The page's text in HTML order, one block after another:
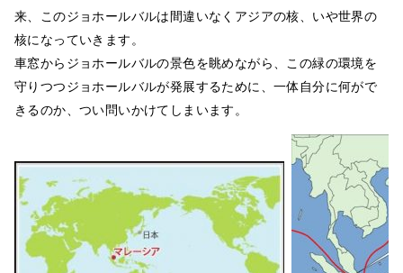
来、このジョホールバルは間違いなくアジアの核、いや世界の
核になっていきます。
車窓からジョホールバルの景色を眺めながら、この緑の環境を
守りつつジョホールバルが発展するために、一体自分に何がで
きるのか、つい問いかけてしまいます。